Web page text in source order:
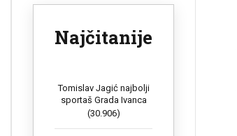
Najčitanije
Tomislav Jagić najbolji
sportaš Grada Ivanca
(30.906)